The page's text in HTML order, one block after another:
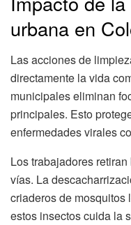
urbana en
Las acciones de
directamente la vida
municipales eliminan
principales. Esto
enfermedades virales
Los trabajadores
vías. La
criaderos de
estos insectos cuida la